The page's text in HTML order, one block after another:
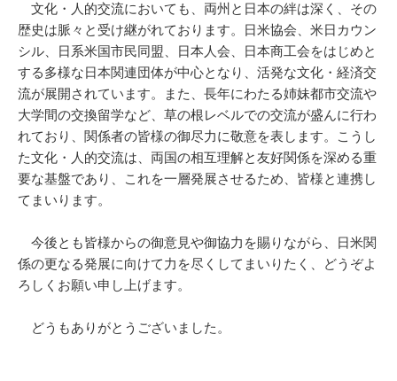
文化・人的交流においても、両州と日本の絆は深く、その
歴史は脈々と受け継がれております。日米協会、米日カウン
シル、日系米国市民同盟、日本人会、日本商工会をはじめと
する多様な日本関連団体が中心となり、活発な文化・経済交
流が展開されています。また、長年にわたる姉妹都市交流や
大学間の交換留学など、草の根レベルでの交流が盛んに行わ
れており、関係者の皆様の御尽力に敬意を表します。こうし
た文化・人的交流は、両国の相互理解と友好関係を深める重
要な基盤であり、これを一層発展させるため、皆様と連携し
てまいります。
今後とも皆様からの御意見や御協力を賜りながら、日米関
係の更なる発展に向けて力を尽くしてまいりたく、どうぞよ
ろしくお願い申し上げます。
どうもありがとうございました。